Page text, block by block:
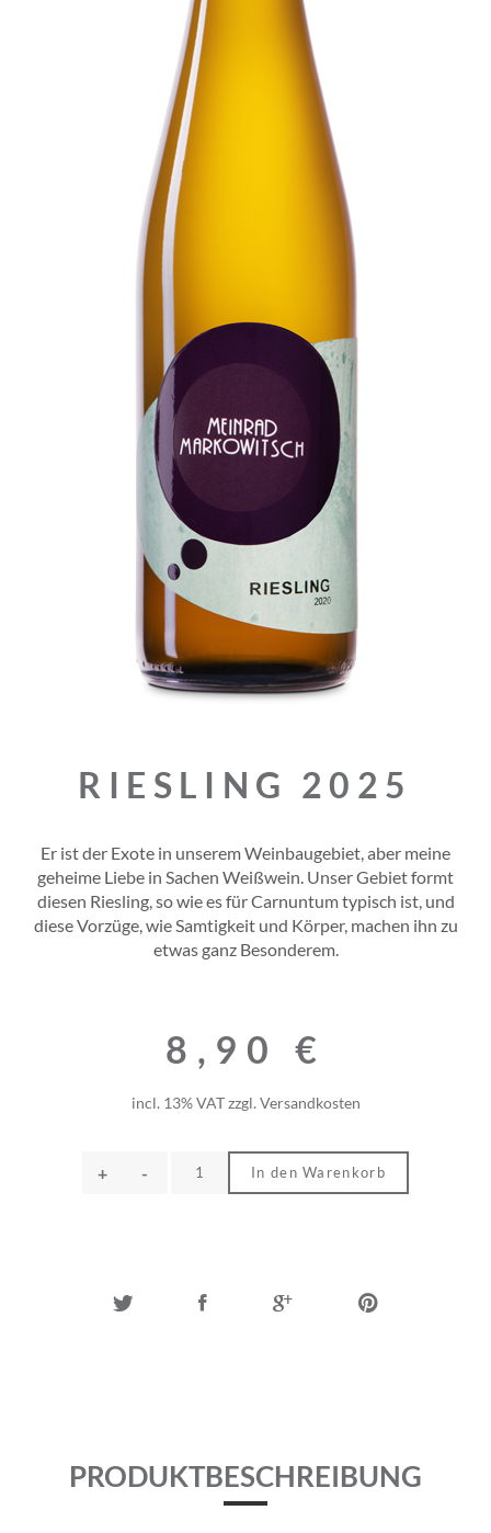
RIESLING 2025
Er ist der Exote in unserem Weinbaugebiet, aber meine
geheime Liebe in Sachen Weißwein. Unser Gebiet formt
diesen Riesling, so wie es für Carnuntum typisch ist, und
diese Vorzüge, wie Samtigkeit und Körper, machen ihn zu
etwas ganz Besonderem.
8,90 €
incl. 13% VAT zzgl. Versandkosten
+ - In den Warenkorb
PRODUKTBESCHREIBUNG